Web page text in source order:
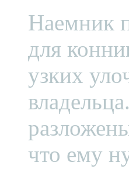
Наемник
для
узких
что ему